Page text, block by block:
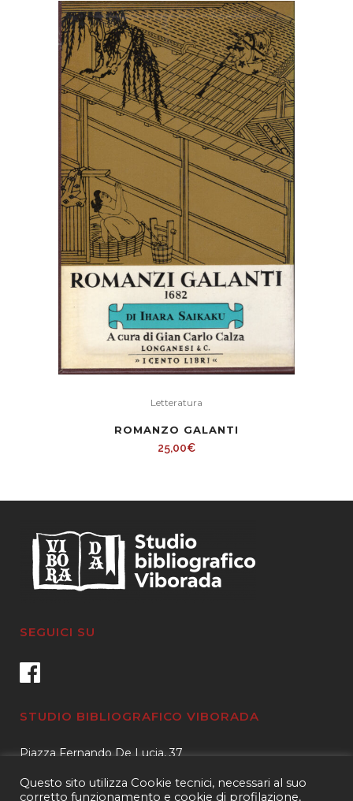
Letteratura
ROMANZO GALANTI
25,00€
SEGUICI SU
STUDIO BIBLIOGRAFICO VIBORADA
Piazza Fernando De Lucia, 37
Tel.3400596959 – 3404632889
Questo sito utilizza Cookie tecnici, necessari al suo
corretto funzionamento e cookie di profilazione,